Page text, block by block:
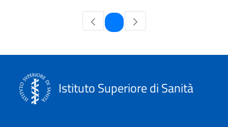
Pagina
Istituto Superiore di Sanità